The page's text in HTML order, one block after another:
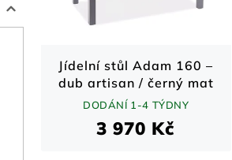
Jídelní stůl Adam 160 –
dub artisan / černý mat
(120–160 cm)
DODÁNÍ 1-4 TÝDNY
3 970 Kč